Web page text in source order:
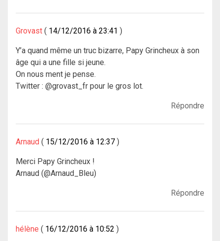
Grovast 14/12/2016 à 23:41
Y’a quand même un truc bizarre, Papy Grincheux à son
âge qui a une fille si jeune.
On nous ment je pense.
Twitter : @grovast_fr pour le gros lot.
Répondre
Arnaud 15/12/2016 à 12:37
Merci Papy Grincheux !
Arnaud (@Arnaud_Bleu)
Répondre
hélène 16/12/2016 à 10:52